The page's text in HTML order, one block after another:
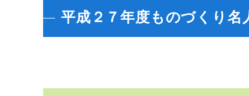
平成２７年度ものづくり名